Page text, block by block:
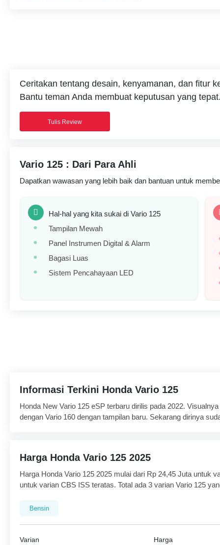
Ceritakan tentang desain, kenyamanan, dan fitur
Bantu teman Anda membuat keputusan yang
Tulis Review
Vario 125 : Dari Para Ahli
Dapatkan wawasan yang lebih baik dan bantuan untuk
Hal-hal yang kita sukai di Vario 125
Tampilan Mewah
Panel Instrumen Digital & Alarm
Bagasi Luas
Sistem Pencahayaan LED
Informasi Terkini Honda Vario 125
Honda New Vario 125 eSP terbaru dirilis pada 2022.
dengan Vario 160 dengan tampilan baru. Sekarang dirinya
lebar. Depan 90/80-14 dan belakang 100/80-14.
Buat urusan jantung mekanis mengandalkan mesin 124,8 cc
sistem suplai bahan bakar PGM-FI (Programmed Fuel
km/liter dengan metode ECE R40. Catatan itu didapat bila fitur
Fitur canggihnya ada Smart Key System yang terintegrasi
Harga Honda Vario 125 2025
Harga Honda Vario 125 2025 mulai dari Rp 24,45 Juta untuk
untuk varian CBS ISS teratas. Total ada 3 varian Vario 125
Bensin
Varian Harga